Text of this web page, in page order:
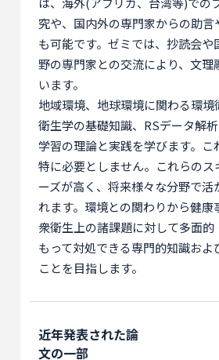
究や、国内外の専門家からの助言
も可能です。ゼミでは、抄読会や
野の専門家との交流により、文理
います。
地域環境、地球環境に関わる環
衛生学の基礎知識、RSデータ解
学習の理論と実践を学びます。こ
特に必要としません。これらのス
ーズが高く、将来様々な分野で活
れます。環境との関わりから健康
衆衛生上の諸課題に対して多面的
もって対処できる専門的知識およ
ことを目指します。
近年発表された論
文の一部